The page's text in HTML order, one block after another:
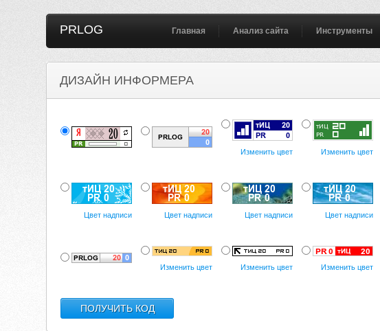
PRLOG Главная Анализ сайта Инструменты
ДИЗАЙН ИНФОРМЕРА
Изменить цвет Изменить цвет
Цвет надписи Цвет надписи Цвет надписи Цвет надписи
Изменить цвет Изменить цвет Изменить цвет